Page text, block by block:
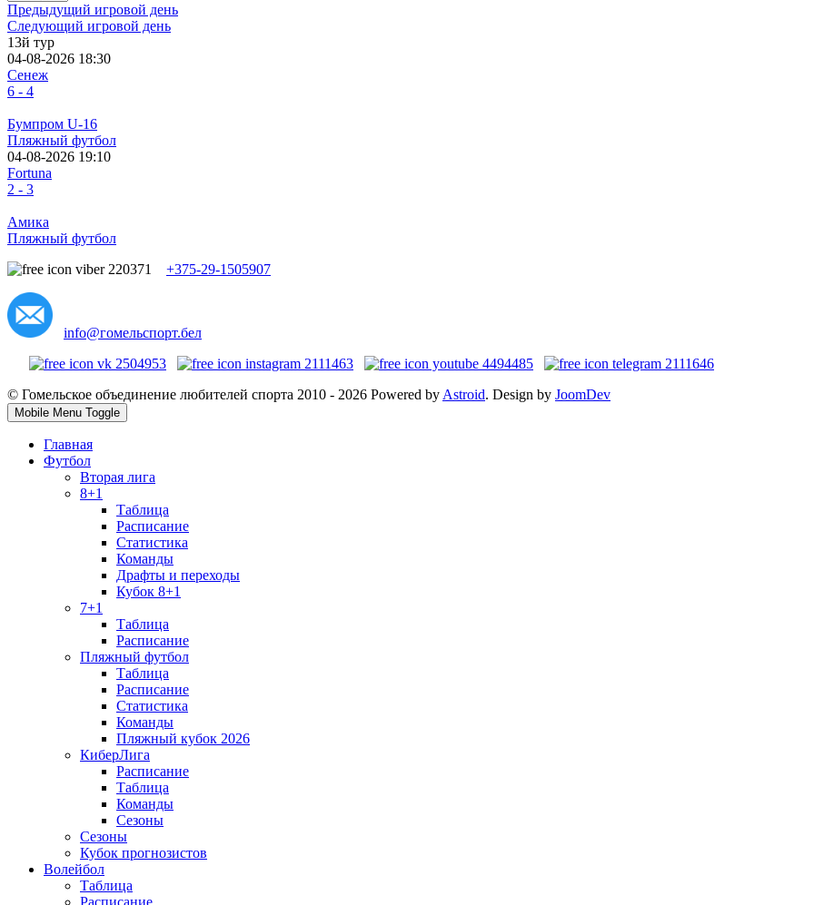
Предыдущий игровой день
Следующий игровой день
13й тур
04-08-2026 18:30
Сенеж
6 - 4
Бумпром U-16
Пляжный футбол
04-08-2026 19:10
Fortuna
2 - 3
Амика
Пляжный футбол
+375-29-1505907
info@гомельспорт.бел
© Гомельское объединение любителей спорта 2010 - 2026 Powered by Astroid. Design by JoomDev
Mobile Menu Toggle
Главная
Футбол
Вторая лига
8+1
Таблица
Расписание
Статистика
Команды
Драфты и переходы
Кубок 8+1
7+1
Таблица
Расписание
Пляжный футбол
Таблица
Расписание
Статистика
Команды
Пляжный кубок 2026
КиберЛига
Расписание
Таблица
Команды
Сезоны
Сезоны
Кубок прогнозистов
Волейбол
Таблица
Расписание